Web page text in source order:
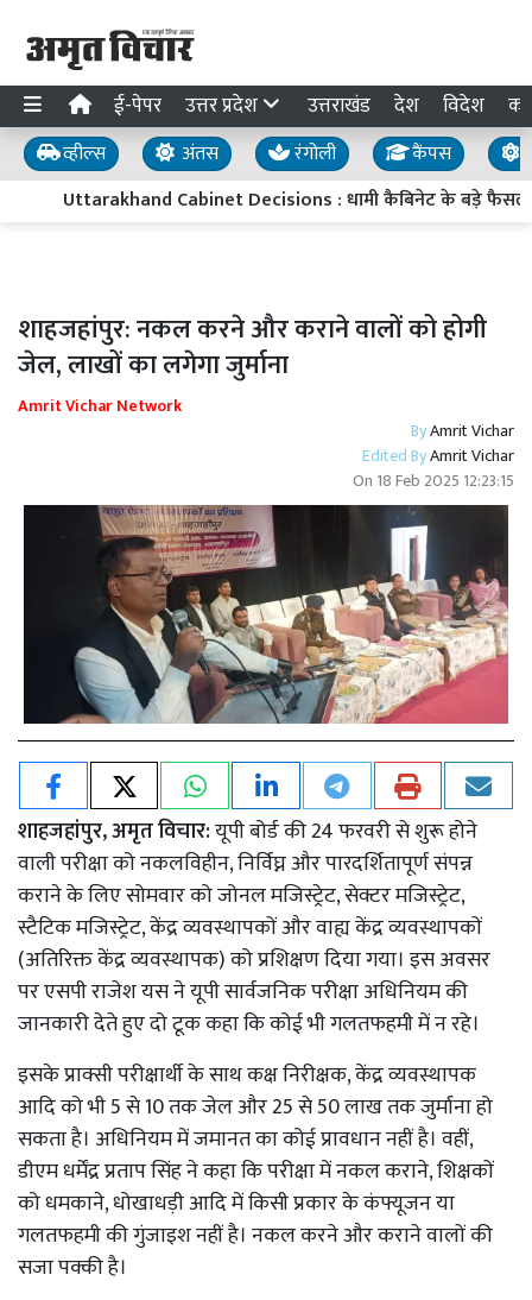
ई-पेपर उत्तर प्रदेश उत्तराखंड देश विदेश
व्हील्स अंतस रंगोली कैंपस
Uttarakhand Cabinet Decisions : धामी कैबिनेट के बड़े फैसले,
शाहजहांपुर: नकल करने और कराने वालों को होगी
जेल, लाखों का लगेगा जुर्माना
Amrit Vichar Network
ByAmrit Vichar
Edited ByAmrit Vichar
On 18 Feb 2025 12:23:15
शाहजहांपुर, अमृत विचार:यूपी बोर्ड की 24 फरवरी से शुरू होने
वाली परीक्षा को नकलविहीन, निर्विघ्न और पारदर्शितापूर्ण संपन्न
कराने के लिए सोमवार को जोनल मजिस्ट्रेट, सेक्टर मजिस्ट्रेट,
स्टैटिक मजिस्ट्रेट, केंद्र व्यवस्थापकों और वाह्य केंद्र व्यवस्थापकों
(अतिरिक्त केंद्र व्यवस्थापक) को प्रशिक्षण दिया गया। इस अवसर
पर एसपी राजेश यस ने यूपी सार्वजनिक परीक्षा अधिनियम की
जानकारी देते हुए दो टूक कहा कि कोई भी गलतफहमी में न रहे।
इसके प्राक्सी परीक्षार्थी के साथ कक्ष निरीक्षक, केंद्र व्यवस्थापक
आदि को भी 5 से 10 तक जेल और 25 से 50 लाख तक जुर्माना हो
सकता है। अधिनियम में जमानत का कोई प्रावधान नहीं है। वहीं,
डीएम धर्मेंद्र प्रताप सिंह ने कहा कि परीक्षा में नकल कराने, शिक्षकों
को धमकाने, धोखाधड़ी आदि में किसी प्रकार के कंफ्यूजन या
गलतफहमी की गुंजाइश नहीं है। नकल करने और कराने वालों की
सजा पक्की है।